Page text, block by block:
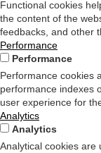
Functional cookies
the content of the
feedbacks, and other
Performance
Performance
Performance cookies
performance indexes
user experience for
Analytics
Analytics
Analytical cookies are